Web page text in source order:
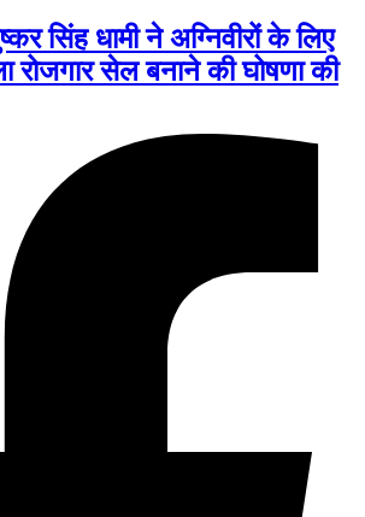
सिंह धामी ने अग्निवीरों के लिए
रोजगार सेल बनाने की घोषणा की